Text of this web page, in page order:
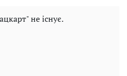
не існує.